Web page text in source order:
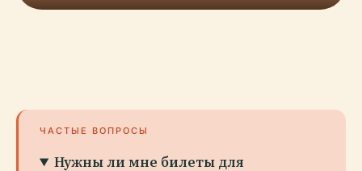
ЧАСТЫЕ ВОПРОСЫ
Нужны ли мне билеты для